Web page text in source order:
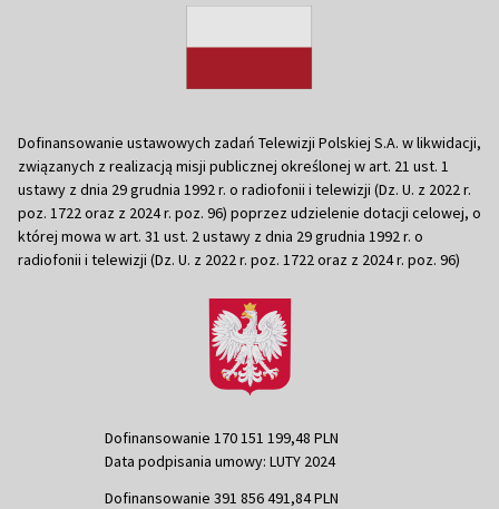
Dofinansowanie ustawowych zadań Telewizji Polskiej S.A. w likwidacji,
związanych z realizacją misji publicznej określonej w art. 21 ust. 1
ustawy z dnia 29 grudnia 1992 r. o radiofonii i telewizji (Dz. U. z 2022 r.
poz. 1722 oraz z 2024 r. poz. 96) poprzez udzielenie dotacji celowej, o
której mowa w art. 31 ust. 2 ustawy z dnia 29 grudnia 1992 r. o
radiofonii i telewizji (Dz. U. z 2022 r. poz. 1722 oraz z 2024 r. poz. 96)
Dofinansowanie 170 151 199,48 PLN
Data podpisania umowy: LUTY 2024
Dofinansowanie 391 856 491,84 PLN